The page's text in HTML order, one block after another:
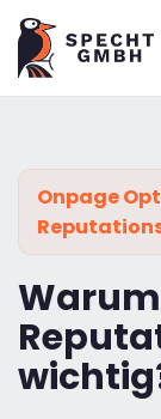
Onpage